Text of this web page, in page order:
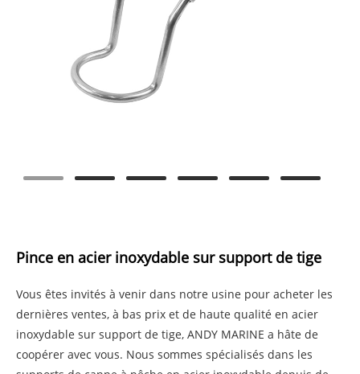
Pince en acier inoxydable sur support de tige
Vous êtes invités à venir dans notre usine pour acheter les
dernières ventes, à bas prix et de haute qualité en acier
inoxydable sur support de tige, ANDY MARINE a hâte de
coopérer avec vous. Nous sommes spécialisés dans les